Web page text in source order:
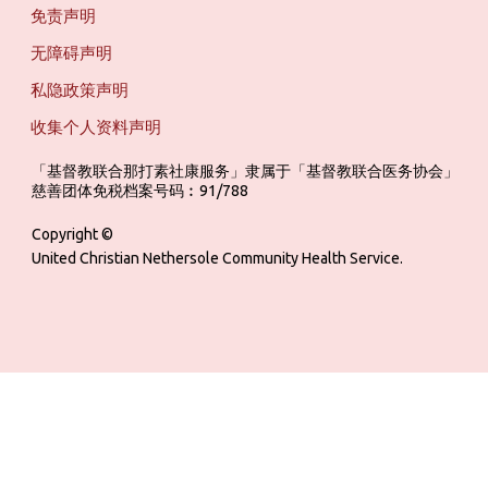
免责声明
无障碍声明
私隐政策声明
收集个人资料声明
「基督教联合那打素社康服务」隶属于「基督教联合医务协会」
慈善团体免税档案号码︰91/788
Copyright ©
United Christian Nethersole Community Health Service.